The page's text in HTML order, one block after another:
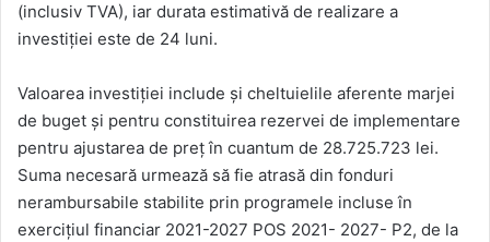
(inclusiv TVA), iar durata estimativă de realizare a
investiției este de 24 luni.
Valoarea investiției include și cheltuielile aferente marjei
de buget și pentru constituirea rezervei de implementare
pentru ajustarea de preț în cuantum de 28.725.723 lei.
Suma necesară urmează să fie atrasă din fonduri
nerambursabile stabilite prin programele incluse în
exercițiul financiar 2021-2027 POS 2021- 2027- P2, de la